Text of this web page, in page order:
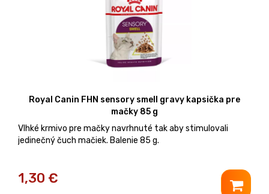
Royal Canin FHN sensory smell gravy kapsička pre
mačky 85 g
Vlhké krmivo pre mačky navrhnuté tak aby stimulovali
jedinečný čuch mačiek. Balenie 85 g.
1,30 €